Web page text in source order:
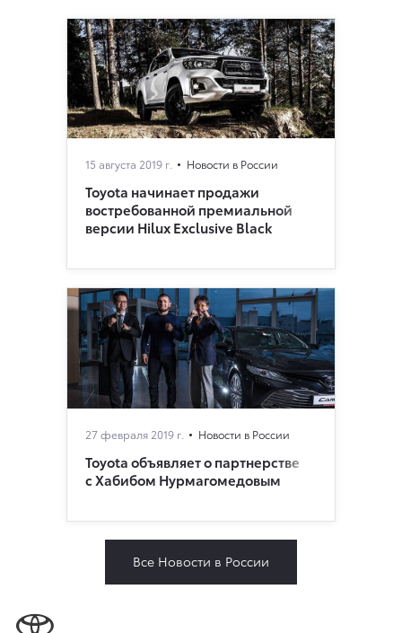
15 августа 2019 г. Новости в России
Toyota начинает продажи
востребованной премиальной
версии Hilux Exclusive Black
27 февраля 2019 г. Новости в России
Toyota объявляет о партнерстве
с Хабибом Нурмагомедовым
Все Новости в России